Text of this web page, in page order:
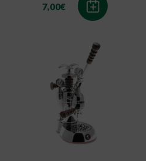
7,00€